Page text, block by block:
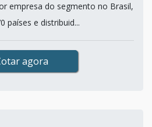
empresa do segmento no Brasil,
países e distribuid...
agora